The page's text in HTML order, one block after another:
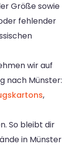
Größe sowie
fehlender
wir auf
nach Münster:
,
So bleibt dir
in Münster